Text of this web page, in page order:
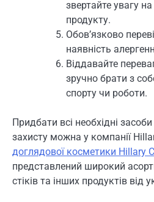
звертайте увагу
продукту.
Обов’язково
наявність
Віддавайте
зручно брати з
спорту чи роботи.
Придбати всі необхідні
захисту можна у компанії
доглядової косметики Hillary
представлений широкий
стіків та інших продуктів від